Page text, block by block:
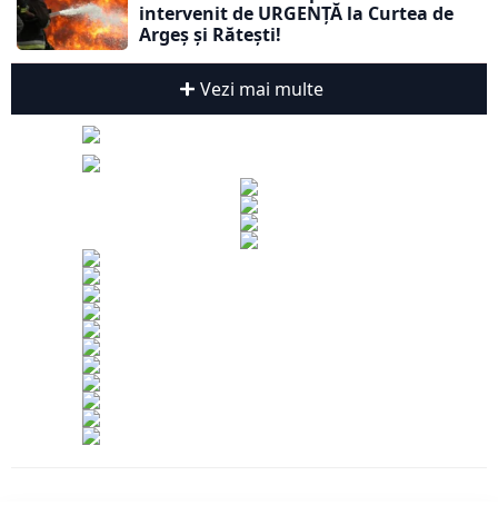
intervenit de URGENȚĂ la Curtea de
Argeș și Rătești!
Vezi mai multe